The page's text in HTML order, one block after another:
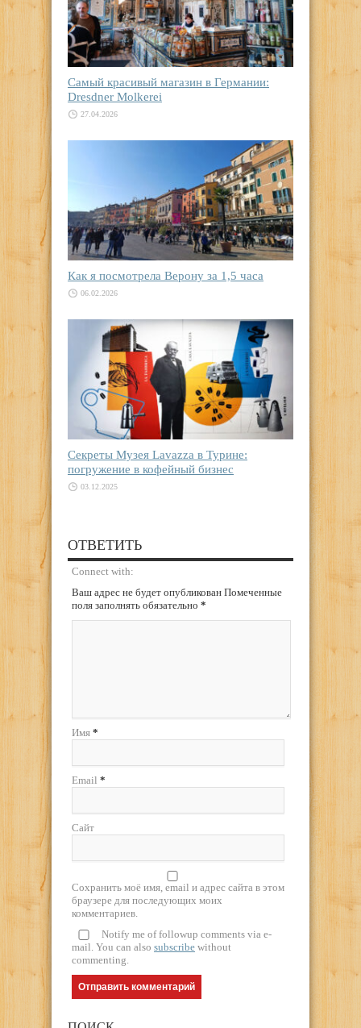
Самый красивый магазин в Германии:
Dresdner Molkerei
27.04.2026
Как я посмотрела Верону за 1,5 часа
06.02.2026
Секреты Музея Lavazza в Турине:
погружение в кофейный бизнес
03.12.2025
ОТВЕТИТЬ
Connect with:
Ваш адрес не будет опубликован Помеченные
поля заполнять обязательно *
Имя *
Email *
Сайт
Сохранить моё имя, email и адрес сайта в этом
браузере для последующих моих
комментариев.
Notify me of followup comments via e-
mail. You can also subscribe without
commenting.